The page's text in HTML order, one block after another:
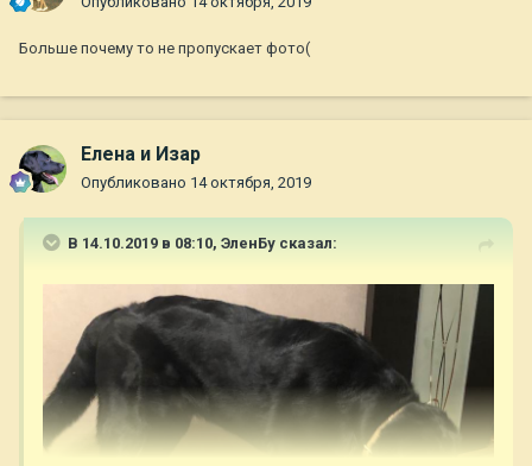
Больше почему то не пропускает фото(
Елена и Изар
Опубликовано 14 октября, 2019
В 14.10.2019 в 08:10, ЭленБу сказал: